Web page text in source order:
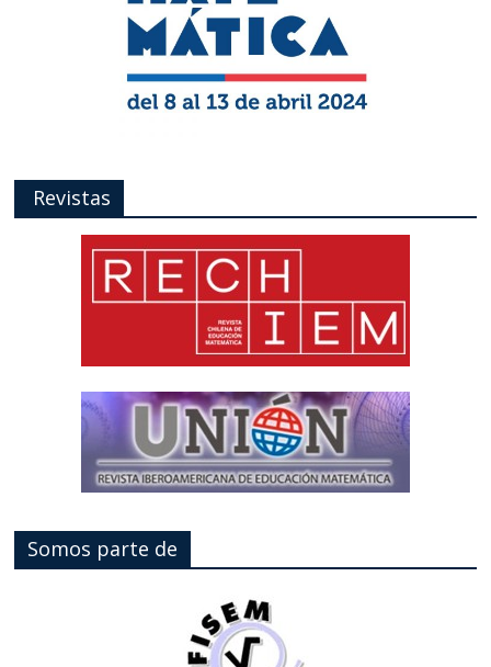
Revistas
Somos parte de